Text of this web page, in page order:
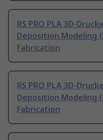
RS PRO PLA 3D-
Deposition Modeling
Fabrication
RS PRO PLA 3D-
Deposition Modeling
Fabrication